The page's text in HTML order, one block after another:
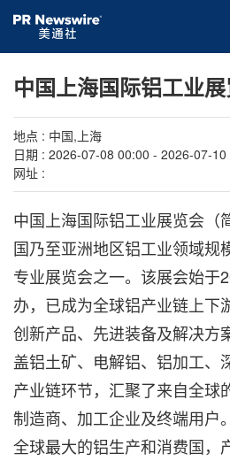
中国上海国际铝工业
地点 : 中国,上海
日期 : 2026-07-08 00:00 - 2026-07-10
网址 :
中国上海国际铝工业展览会（
国乃至亚洲地区铝工业领域规
专业展览会之一。该展会始于
办，已成为全球铝产业链上下
创新产品、先进装备及解决方
盖铝土矿、电解铝、铝加工、
产业链环节，汇聚了来自全球
制造商、加工企业及终端用户
全球最大的铝生产和消费国，